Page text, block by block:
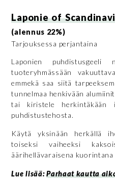
Laponie of
(alennus 22%)
Tarjouksessa perjantaina
Laponien puhdistusgeeli
tuoteryhmässään
emmekä saa siitä
tunnelmaa henkivään
tai kiristele herkintäkään
puhdistustehosta.
Käytä yksinään herkällä
toiseksi vaiheeksi
äärihellävaraisena
Lue lisää:Parhaat kautta